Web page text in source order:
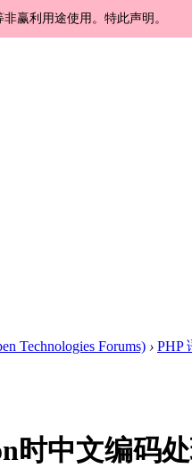
赢利用途使用。特此声明。
Technologies Forums) › PHP
时中文编码